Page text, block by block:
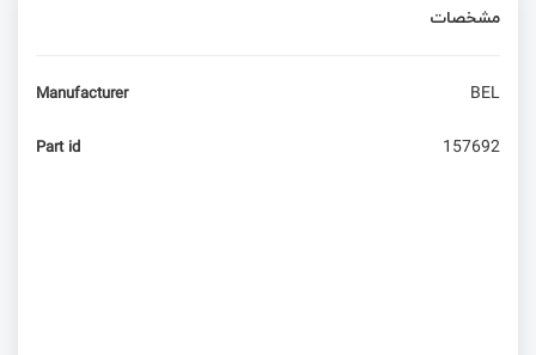
مشخصات
Manufacturer BEL
Part id 157692